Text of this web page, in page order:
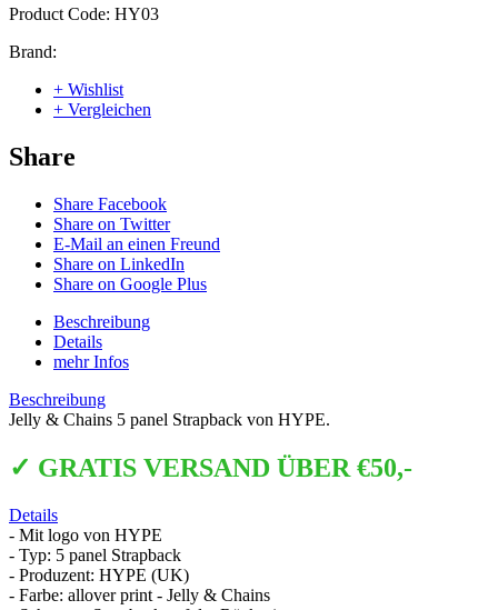
Product Code: HY03
Brand:
+ Wishlist
+ Vergleichen
Share
Share Facebook
Share on Twitter
E-Mail an einen Freund
Share on LinkedIn
Share on Google Plus
Beschreibung
Details
mehr Infos
Beschreibung
Jelly & Chains 5 panel Strapback von HYPE.
✓ GRATIS VERSAND ÜBER €50,-
Details
- Mit logo von HYPE
- Typ: 5 panel Strapback
- Produzent: HYPE (UK)
- Farbe: allover print - Jelly & Chains